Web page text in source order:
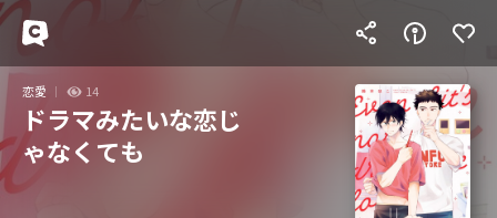
恋愛 14
ドラマみたいな恋じ
ゃなくても